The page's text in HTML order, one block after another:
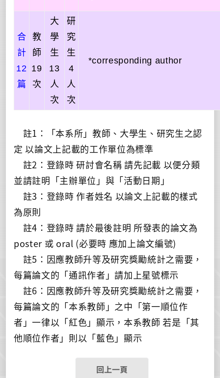
合
計
12
篇
教
師
19
次
大
學
生
13
人
次
研
究
生
4
人
次
*corresponding author
註1：「本系所」教師、大學生、研究生之認
定 以論文上記載的工作單位為標準
註2：登錄時 研討會名稱 請先記載 以便分類
並請註明「主辦單位」與「活動日期」
註3：登錄時 作者姓名 以論文上記載的樣式
為原則
註4：登錄時 請於最後註明 所發表的論文為
poster 或 oral (必要時 應加上論文編號)
註5：因應教師升等及研究獎勵統計之需要，
每篇論文的「通訊作者」請加上星號標示
註6：因應教師升等及研究獎勵統計之需要，
每篇論文的「本系教師」之中「第一順位作
者」一律以「紅色」顯示，本系教師 若是「其
他順位作者」則以「藍色」顯示
回上一頁